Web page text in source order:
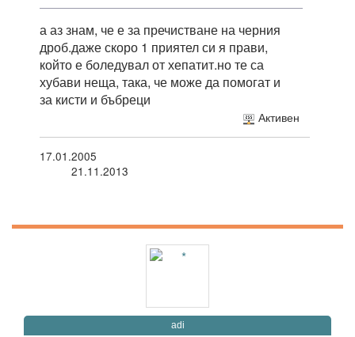
а аз знам, че е за пречистване на черния
дроб.даже скоро 1 приятел си я прави,
който е боледувал от хепатит.но те са
хубави неща, така, че може да помогат и
за кисти и бъбреци
Активен
17.01.2005
21.11.2013
adi